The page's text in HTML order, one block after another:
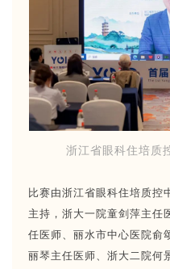
浙江省眼科住培质
比赛由浙江省眼科住培质控
主持，浙大一院童剑萍主任
任医师、丽水市中心医院俞
丽琴主任医师、浙大二院何